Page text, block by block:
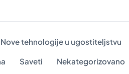
Nove tehnologije u ugostiteljstvu
Saveti Nekategorizovano